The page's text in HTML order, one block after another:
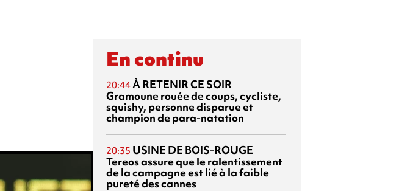
En continu
20:44À RETENIR CE SOIR
Gramoune rouée de coups, cycliste,
squishy, personne disparue et
champion de para-natation
20:35 USINE DE BOIS-ROUGE
Tereos assure que le ralentissement
de la campagne est lié à la faible
pureté des cannes